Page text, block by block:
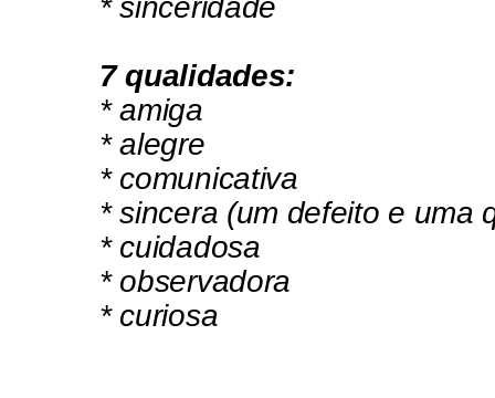
7 qualidades:
* amiga
* alegre
* comunicativa
* sincera (um defeito e uma
* cuidadosa
* observadora
* curiosa